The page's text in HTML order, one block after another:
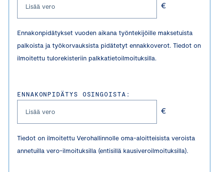
€
Ennakonpidätykset vuoden aikana työntekijöille maksetuista
palkoista ja työkorvauksista pidätetyt ennakkoverot. Tiedot on
ilmoitettu tulorekisteriin palkkatietoilmoituksilla.
ENNAKONPIDÄTYS OSINGOISTA:
€
Tiedot on ilmoitettu Verohallinnolle oma-aloitteisista veroista
annetuilla vero-ilmoituksilla (entisillä kausiveroilmoituksilla).